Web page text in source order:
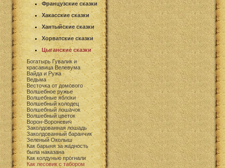
Французские сказки
Хакасские сказки
Хантыйские сказки
Хорватские сказки
Цыганские сказки
Богатырь Гувалик и
красавица Велевума
Вайда и Ружа
Ведьма
Весточка от домового
Волшебное ружье
Волшебные яблоки
Волшебный колодец
Волшебный лошачок
Волшебный цветок
Ворон-Вороневич
Заколдованная лошадь
Заколдованный баранчик
Зеленый Околыш
Как барыня за жадность
была наказана
Как колдунью прогнали
Как лесовик с табором